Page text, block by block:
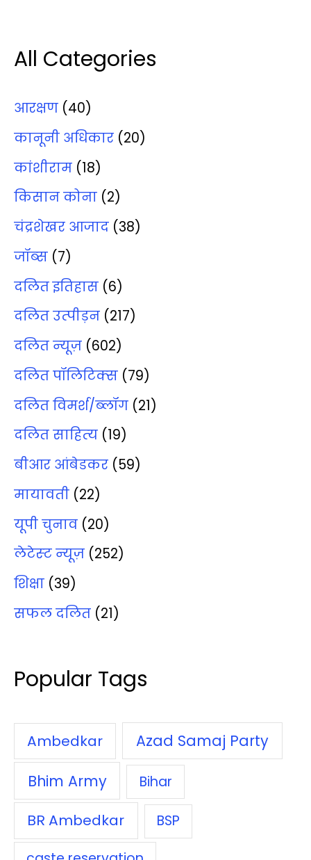
All Categories
आरक्षण (40)
कानूनी अधिकार (20)
कांशीराम (18)
किसान कोना (2)
चंद्रशेखर आजाद (38)
जॉब्‍स (7)
दलित इतिहास (6)
दलित उत्‍पीड़न (217)
दलित न्‍यूज़ (602)
दलित पॉलिटिक्‍स (79)
दलित विमर्श/ब्‍लॉग (21)
दलित साहित्‍य (19)
बीआर आंबेडकर (59)
मायावती (22)
यूपी चुनाव (20)
लेटेस्‍ट न्‍यूज़ (252)
शिक्षा (39)
सफल दलित (21)
Popular Tags
Ambedkar
Azad Samaj Party
Bhim Army
Bihar
BR Ambedkar
BSP